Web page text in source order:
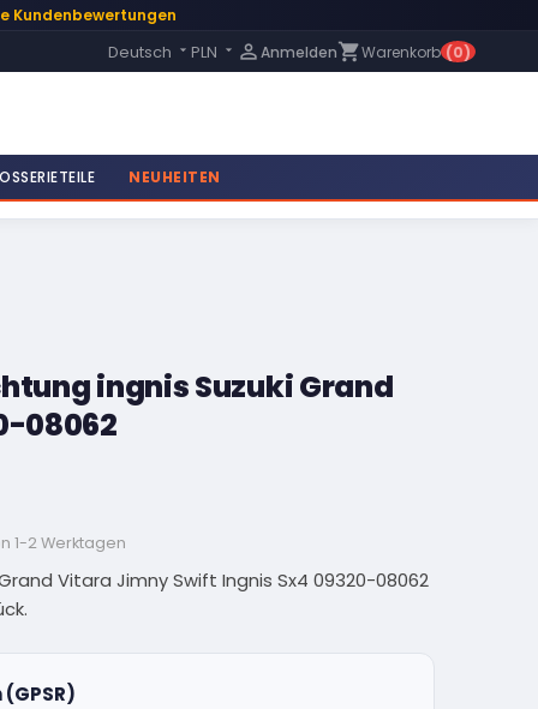
Kundenbewertungen
Language:
Deutsch  PLN  Anmeldenshopping_cartWarenkorb (0)
NEUHEITEN
ingnis Suzuki Grand
08062
1-2 Werktagen
Vitara Jimny Swift Ingnis Sx4 09320-08062